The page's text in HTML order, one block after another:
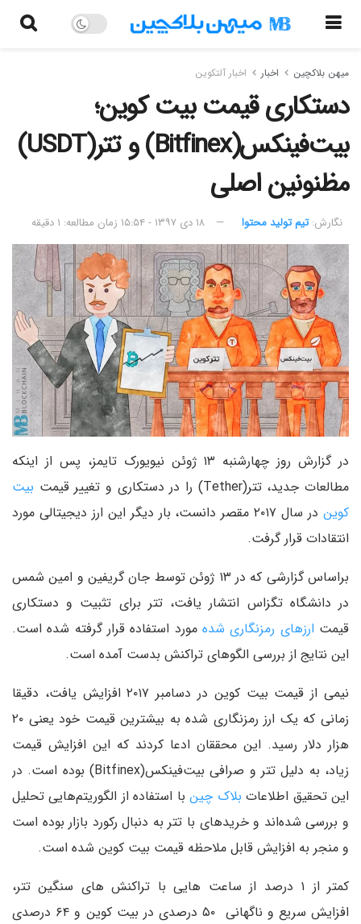
میهن بلاکچین اخبار اخبار آلتکوین
دستکاری قیمت بیت کوین؛
بیت‌فینکس(Bitfinex) و تتر(USDT)
مظنونین اصلی
نگارش:‌ تیم تولید محتوا ۱۸ دی ۱۳۹۷ - ۱۵:۵۴ زمان مطالعه: ۱ دقیقه
در گزارش روز چهارشنبه ۱۳ ژوئن نیویورک تایمز، پس از اینکه
مطالعات جدید، تتر(Tether) را در دستکاری و تغییر قیمت
بیت
کوین
در سال ۲۰۱۷ مقصر دانست، بار دیگر این ارز دیجیتالی مورد
انتقادات قرار گرفت.
براساس گزارشی که در ۱۳ ژوئن توسط جان گریفین و امین شمس
در دانشگاه تگزاس انتشار یافت، تتر برای تثبیت و دستکاری
قیمت ارزهای رمزنگاری شده مورد استفاده قرار گرفته شده است.
این نتایج از بررسی الگوهای تراکنش بدست آمده است.
نیمی از قیمت بیت کوین در دسامبر ۲۰۱۷ افزایش یافت، دقیقا
زمانی که یک ارز رمزنگاری شده به بیشترین قیمت خود یعنی ۲۰
هزار دلار رسید. این محققان ادعا کردند که این افزایش قیمت
زیاد، به دلیل تتر و صرافی بیت‌فینکس(Bitfinex) بوده است. در
این تحقیق اطلاعات بلاک چینبا استفاده از الگوریتم‌هایی تحلیل
و بررسی شده‌اند و خریدهای با تتر به دنبال رکورد بازار بوده است
و منجر به افزایش قابل ملاحظه قیمت بیت کوین شده است.
کمتر از ۱ درصد از ساعت هایی با تراکنش های سنگین تتر،
افزایش سریع و ناگهانی ۵۰ درصدی در بیت کوین و ۶۴ درصدی